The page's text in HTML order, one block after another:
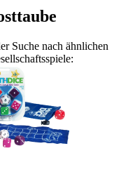
Suche nach ähnlichen